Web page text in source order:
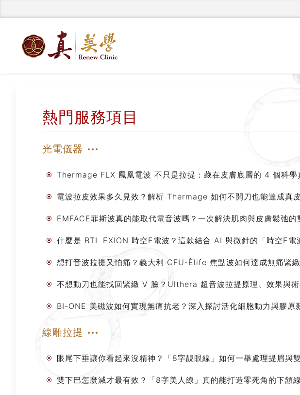
熱門服務項目
光電儀器
Thermage FLX 鳳凰電波 不只是拉提：藏在皮膚底層的 4 個科學
電波拉皮效果多久見效？解析 Thermage 如何不開刀也能達成真
EMFACE菲斯波真的能取代電音波嗎？一次解決肌肉與皮膚鬆弛
什麼是 BTL EXION 時空E電波？這款結合 AI 與微針的「時空E
想打音波拉提又怕痛？義大利 CFU-Èlife 焦點波如何達成無痛緊
不想動刀也能找回緊緻 V 臉？Ulthera 超音波拉提原理、效果與術
BI-ONE 美磁波如何實現無痛抗老？深入探討活化細胞動力與膠原
線雕拉提
眼尾下垂讓你看起來沒精神？「8字靚眼線」如何一舉處理提眉與
雙下巴怎麼減才最有效？「8字美人線」真的能打造零死角的下頷